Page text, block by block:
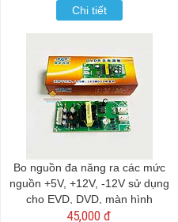
Chi tiết
Bo nguồn đa năng ra các mức
nguồn +5V, +12V, -12V sử dụng
cho EVD, DVD, màn hình
45,000 đ